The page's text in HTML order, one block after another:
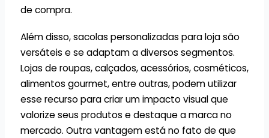
de compra.
Além disso, sacolas personalizadas para loja são
versáteis e se adaptam a diversos segmentos.
Lojas de roupas, calçados, acessórios, cosméticos,
alimentos gourmet, entre outras, podem utilizar
esse recurso para criar um impacto visual que
valorize seus produtos e destaque a marca no
mercado. Outra vantagem está no fato de que